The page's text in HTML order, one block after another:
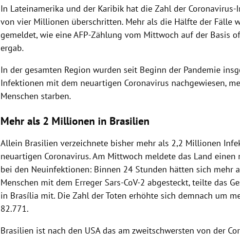
In Lateinamerika und der Karibik hat die Zahl der
von vier Millionen überschritten. Mehr als die Hälfte der Fälle
gemeldet, wie eine AFP-Zählung vom Mittwoch auf der Basis
ergab.
In der gesamten Region wurden seit Beginn der Pandemie
Infektionen mit dem neuartigen Coronavirus nachgewiesen,
Menschen starben.
Mehr als 2 Millionen in Brasilien
Allein Brasilien verzeichnete bisher mehr als 2,2 Millionen
neuartigen Coronavirus. Am Mittwoch meldete das Land einen
bei den Neuinfektionen: Binnen 24 Stunden hätten sich mehr
Menschen mit dem Erreger Sars-CoV-2 abgesteckt, teilte das
in Brasília mit. Die Zahl der Toten erhöhte sich demnach um
82.771.
Brasilien ist nach den USA das am zweitschwersten von der